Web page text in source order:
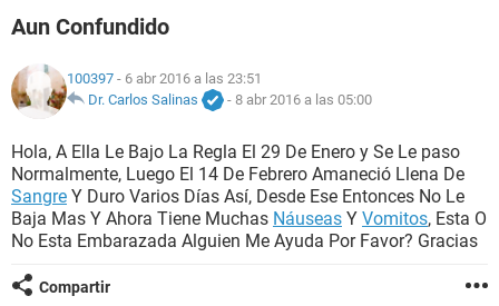
NUTRICIÓN
BIENESTAR
SEXUALIDAD
GLOSARIO
Aun Confundido
100397 - 6 abr 2016 a las 23:51
Dr. Carlos Salinas
- 8 abr 2016 a las 05:00
Hola, A Ella Le Bajo La Regla El 29 De Enero y Se Le paso
Normalmente, Luego El 14 De Febrero Amaneció Llena De
Sangre Y Duro Varios Días Así, Desde Ese Entonces No Le
Baja Mas Y Ahora Tiene Muchas Náuseas Y Vomitos, Esta O
No Esta Embarazada Alguien Me Ayuda Por Favor? Gracias
Compartir